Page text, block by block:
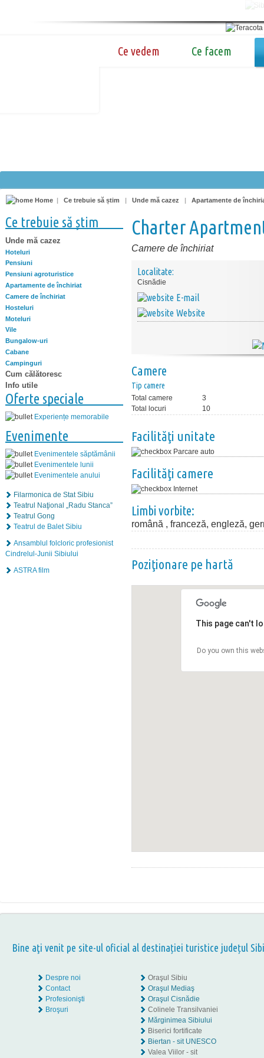
Ce vedem Ce facem
Home | Ce trebuie să știm | Unde mă cazez | Apartamente de
Ce trebuie să știm
Unde mă cazez
Hoteluri
Pensiuni
Pensiuni agroturistice
Apartamente de închiriat
Camere de închiriat
Hosteluri
Moteluri
Vile
Bungalow-uri
Cabane
Campinguri
Cum călătoresc
Info utile
Oferte speciale
Experiențe memorabile
Evenimente
Evenimentele săptămânii
Evenimentele lunii
Evenimentele anului
Filarmonica de Stat Sibiu
Teatrul Naţional „Radu Stanca”
Teatrul Gong
Teatrul de Balet Sibiu
Ansamblul folcloric profesionist
Cindrelul-Junii Sibiului
ASTRA film
Charter
Camere de închiriat
Localitate:
Cisnădie
E-mail
Website
Camere
Tip camere
Total camere
3
Total locuri
10
Facilităţi unitate
Parcare auto
Facilităţi camere
Internet
Limbi vorbite:
română , franceză, engleză,
Poziţionare pe hartă
This page can't
Do you own this
Bine aţi venit pe site-ul oficial al destinației turistice județul
Despre noi
Contact
Profesionişti
Broşuri
Oraşul Sibiu
Oraşul Mediaş
Oraşul Cisnădie
Colinele Transilvaniei
Mărginimea Sibiului
Biserici fortificate
Biertan - sit UNESCO
Valea Viilor - sit